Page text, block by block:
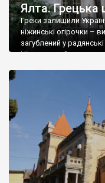
Ялта. Грецька
Греки залишили
ніжинські огірочки –
загублений у
Ніжин греки?